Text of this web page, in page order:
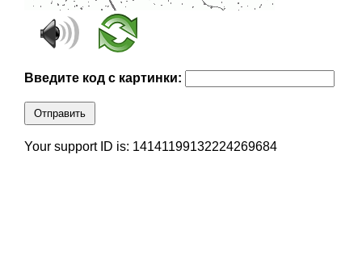
Введите код с картинки:
Отправить
Your support ID is: 14141199132224269684